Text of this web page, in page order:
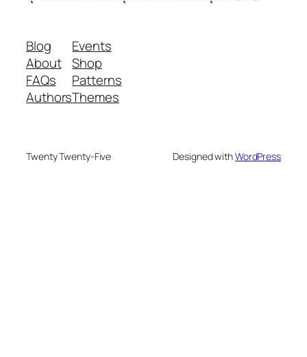
Blog
About
FAQs
Authors
Events
Shop
Patterns
Themes
Twenty Twenty-Five Designed withWordPress